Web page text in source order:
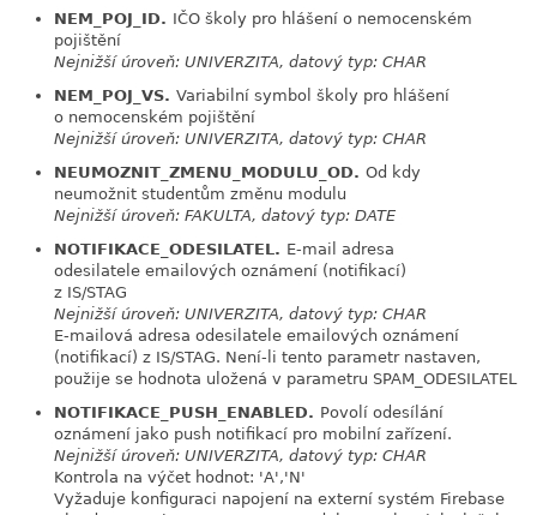
NEM_POJ_ID. IČO školy pro hlášení o nemocenském
pojištění
Nejnižší úroveň: UNIVERZITA, datový typ: CHAR
NEM_POJ_VS. Variabilní symbol školy pro hlášení
o nemocenském pojištění
Nejnižší úroveň: UNIVERZITA, datový typ: CHAR
NEUMOZNIT_ZMENU_MODULU_OD. Od kdy
neumožnit studentům změnu modulu
Nejnižší úroveň: FAKULTA, datový typ: DATE
NOTIFIKACE_ODESILATEL. E-mail adresa
odesilatele emailových oznámení (notifikací)
z IS/STAG
Nejnižší úroveň: UNIVERZITA, datový typ: CHAR
E-mailová adresa odesilatele emailových oznámení
(notifikací) z IS/STAG. Není-li tento parametr nastaven,
použije se hodnota uložená v parametru SPAM_ODESILATEL
NOTIFIKACE_PUSH_ENABLED. Povolí odesílání
oznámení jako push notifikací pro mobilní zařízení.
Nejnižší úroveň: UNIVERZITA, datový typ: CHAR
Kontrola na výčet hodnot: 'A','N'
Vyžaduje konfiguraci napojení na externí systém Firebase